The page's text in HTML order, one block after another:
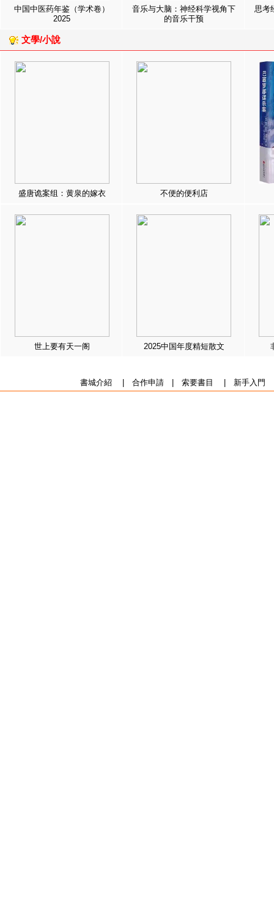
中国中医药年鉴（学术卷）
2025
音乐与大脑：神经科学视角下
的音乐干预
思考
文學/小說
盛唐诡案组：黄泉的嫁衣 不便的便利店
世上要有天一阁 2025中国年度精短散文
書城介紹 合作申請| 索要書目 新手入門